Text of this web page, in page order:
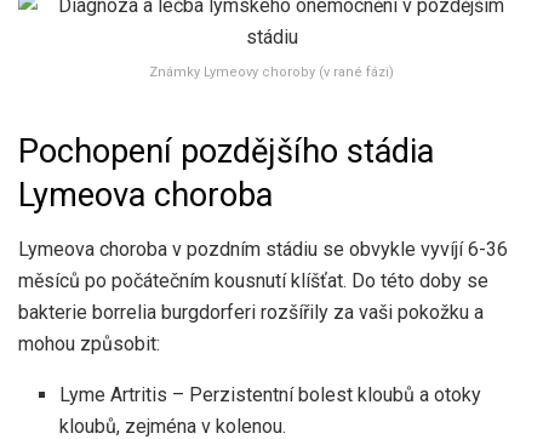
Známky Lymeovy choroby (v rané fázi)
Pochopení pozdějšího stádia
Lymeova choroba
Lymeova choroba v pozdním stádiu se obvykle vyvíjí 6-36
měsíců po počátečním kousnutí klíšťat. Do této doby se
bakterie borrelia burgdorferi rozšířily za vaši pokožku a
mohou způsobit:
Lyme Artritis – Perzistentní bolest kloubů a otoky
kloubů, zejména v kolenou.